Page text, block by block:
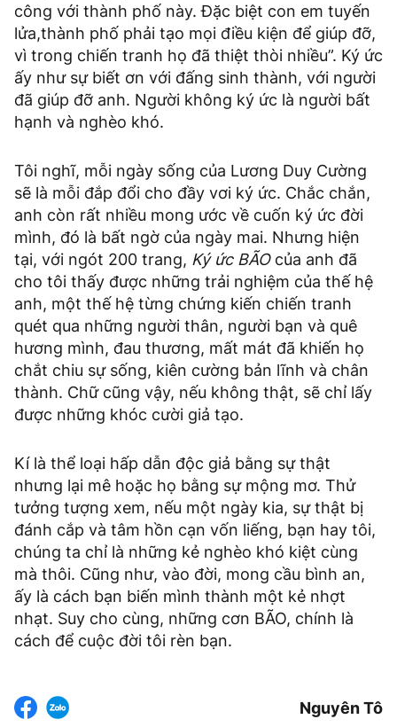
công với thành phố này. Đặc biệt con em tuyến
lửa,thành phố phải tạo mọi điều kiện để giúp đỡ,
vì trong chiến tranh họ đã thiệt thòi nhiều”. Ký ức
ấy như sự biết ơn với đấng sinh thành, với người
đã giúp đỡ anh. Người không ký ức là người bất
hạnh và nghèo khó.
Tôi nghĩ, mỗi ngày sống của Lương Duy Cường
sẽ là mỗi đắp đổi cho đầy vơi ký ức. Chắc chắn,
anh còn rất nhiều mong ước về cuốn ký ức đời
mình, đó là bất ngờ của ngày mai. Nhưng hiện
tại, với ngót 200 trang, Ký ức BÃO của anh đã
cho tôi thấy được những trải nghiệm của thế hệ
anh, một thế hệ từng chứng kiến chiến tranh
quét qua những người thân, người bạn và quê
hương mình, đau thương, mất mát đã khiến họ
chắt chiu sự sống, kiên cường bản lĩnh và chân
thành. Chữ cũng vậy, nếu không thật, sẽ chỉ lấy
được những khóc cười giả tạo.
Kí là thể loại hấp dẫn độc giả bằng sự thật
nhưng lại mê hoặc họ bằng sự mộng mơ. Thử
tưởng tượng xem, nếu một ngày kia, sự thật bị
đánh cắp và tâm hồn cạn vốn liếng, bạn hay tôi,
chúng ta chỉ là những kẻ nghèo khó kiệt cùng
mà thôi. Cũng như, vào đời, mong cầu bình an,
ấy là cách bạn biến mình thành một kẻ nhợt
nhạt. Suy cho cùng, những cơn BÃO, chính là
cách để cuộc đời tôi rèn bạn.
Nguyên Tô